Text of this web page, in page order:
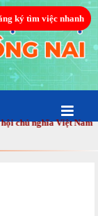
ký tìm việc nhanh
nghĩa Việt Nam